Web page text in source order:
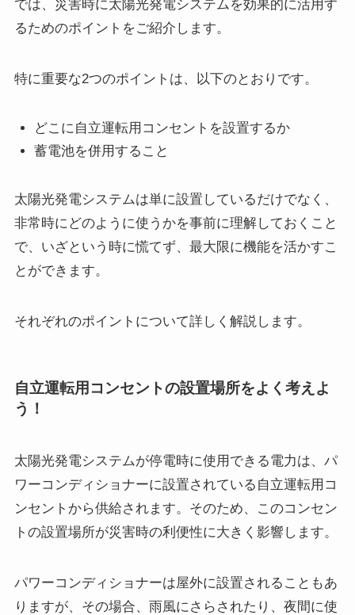
では、災害時に太陽光発電システムを効果的に活用す
るためのポイントをご紹介します。
特に重要な2つのポイントは、以下のとおりです。
どこに自立運転用コンセントを設置するか
蓄電池を併用すること
太陽光発電システムは単に設置しているだけでなく、
非常時にどのように使うかを事前に理解しておくこと
で、いざという時に慌てず、最大限に機能を活かすこ
とができます。
それぞれのポイントについて詳しく解説します。
自立運転用コンセントの設置場所をよく考えよ
う！
太陽光発電システムが停電時に使用できる電力は、パ
ワーコンディショナーに設置されている自立運転用コ
ンセントから供給されます。そのため、このコンセン
トの設置場所が災害時の利便性に大きく影響します。
パワーコンディショナーは屋外に設置されることもあ
りますが、その場合、雨風にさらされたり、夜間に使